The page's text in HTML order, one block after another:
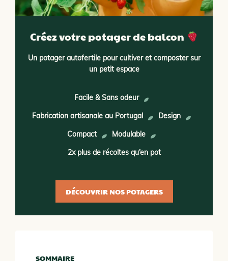
Créez votre potager de balcon
Un potager autofertile pour cultiver et composter sur
un petit espace
Facile & Sans odeur
Fabrication artisanale au Portugal
Design
Compact
Modulable
2x plus de récoltes qu’en pot
DÉCOUVRIR NOS POTAGERS
SOMMAIRE